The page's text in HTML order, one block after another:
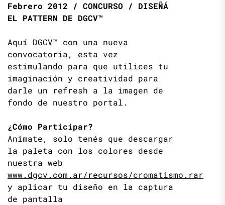
Febrero 2012 / CONCURSO / DISEÑÁ
EL PATTERN DE DGCV™
Aquí DGCV™ con una nueva
convocatoria, esta vez
estimulando para que utilices tu
imaginación y creatividad para
darle un refresh a la imagen de
fondo de nuestro portal.
¿Cómo Participar?
Animate, solo tenés que descargar
la paleta con los colores desde
nuestra web
www.dgcv.com.ar/recursos/cromatismo.rar
y aplicar tu diseño en la captura
de pantalla